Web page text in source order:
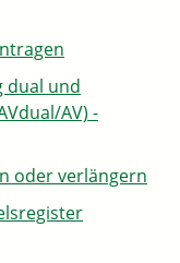
dual und
AV) -
oder verlängern